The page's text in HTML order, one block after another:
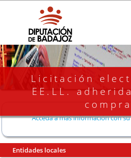
Licitación
EE.LL.
Acceda a más información con
Entidades locales